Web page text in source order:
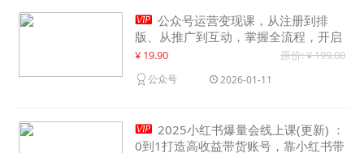
 公众号运营变现课，从注册到排
版、从推广到互动，掌握全流程，开启
个人品牌月入30000+
¥ 19.90 原价: ¥ 199.00
公众号 2026-01-11
 2025小红书爆量会线上课(更新) ：
0到1打造高收益带货账号，靠小红书带